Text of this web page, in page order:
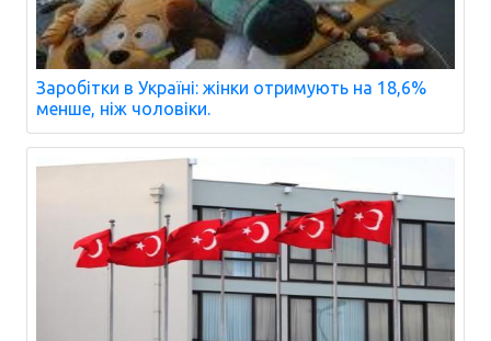
Заробітки в Україні: жінки отримують на 18,6%
менше, ніж чоловіки.